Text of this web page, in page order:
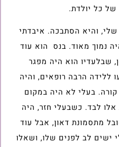
של כל יולדת.
והיא הסתבכה. איבדתי
נמוך מאוד. בנס הוא עוד
שבלעדיו הוא היה מפגר
ללידה הרבה רופאים, והיה
בעלי לא היה במקום
לבד. כשבעלי חזר, היה
מתסמונת דאון, אבל עוד
ישים לב לפנים שלו, ושאלו